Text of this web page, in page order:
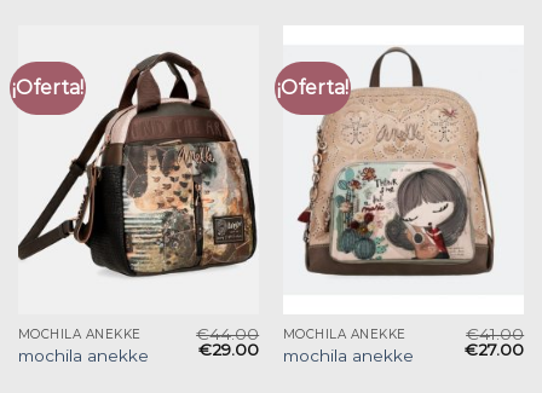
¡Oferta!
MOCHILA ANEKKE
mochila anekke
€44.00
€29.00
¡Oferta!
MOCHILA ANEKKE
mochila anekke
€41.00
€27.00